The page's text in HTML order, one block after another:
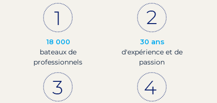
18 000
bateaux de
professionnels
30 ans
d'expérience et de
passion